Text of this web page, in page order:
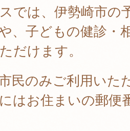
では、伊勢崎市の
、子どもの健診・
だけます。
民のみご利用いた
はお住まいの郵便